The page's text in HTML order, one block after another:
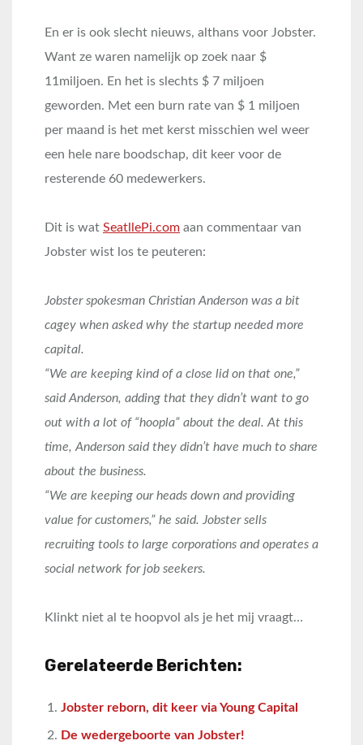
En er is ook slecht nieuws, althans voor Jobster.
Want ze waren namelijk op zoek naar $
11miljoen. En het is slechts $ 7 miljoen
geworden. Met een burn rate van $ 1 miljoen
per maand is het met kerst misschien wel weer
een hele nare boodschap, dit keer voor de
resterende 60 medewerkers.
Dit is wat SeatllePi.com aan commentaar van
Jobster wist los te peuteren:
Jobster spokesman Christian Anderson was a bit
cagey when asked why the startup needed more
capital.
“We are keeping kind of a close lid on that one,”
said Anderson, adding that they didn’t want to go
out with a lot of “hoopla” about the deal. At this
time, Anderson said they didn’t have much to share
about the business.
“We are keeping our heads down and providing
value for customers,” he said. Jobster sells
recruiting tools to large corporations and operates a
social network for job seekers.
Klinkt niet al te hoopvol als je het mij vraagt…
Gerelateerde Berichten:
Jobster reborn, dit keer via Young Capital
De wedergeboorte van Jobster!